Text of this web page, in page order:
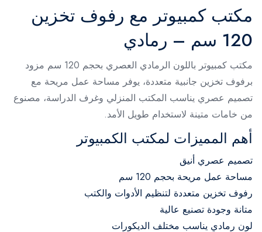
مكتب كمبيوتر مع رفوف تخزين
120 سم – رمادي
مكتب كمبيوتر باللون الرمادي العصري بحجم 120 سم مزود
برفوف تخزين جانبية متعددة، يوفر مساحة عمل مريحة مع
تصميم عصري يناسب المكتب المنزلي وغرف الدراسة، مصنوع
من خامات متينة لاستخدام طويل الأمد.
أهم المميزات لمكتب الكمبيوتر
تصميم عصري أنيق
مساحة عمل مريحة بحجم 120 سم
رفوف تخزين متعددة لتنظيم الأدوات والكتب
متانة وجودة تصنيع عالية
لون رمادي يناسب مختلف الديكورات